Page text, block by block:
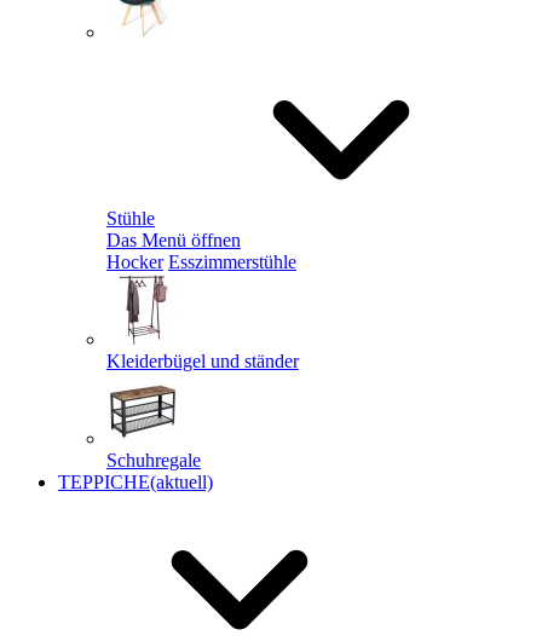
Stühle
Das Menü öffnen
Hocker Esszimmerstühle
Kleiderbügel und ständer
Schuhregale
TEPPICHE(aktuell)